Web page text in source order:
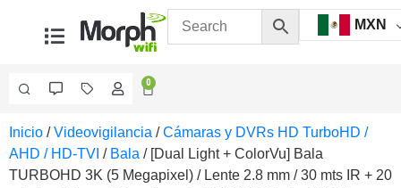
MXN
0
Videovigilancia
Accesorios
Generales
Inicio /Videovigilancia /Cámaras y DVRs HD TurboHD /
AHD / HD-TVI / Bala / [Dual Light + ColorVu] Bala
TURBOHD 3K (5 Megapixel) / Lente 2.8 mm / 30 mts IR + 20